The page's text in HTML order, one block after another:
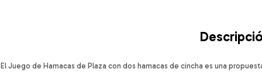
El Juego de Hamacas de Plaza con dos hamacas de cincha es una